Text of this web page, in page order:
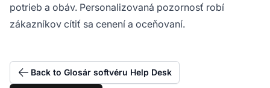
potrieb a obáv. Personalizovaná pozornosť robí
zákazníkov cítiť sa cenení a oceňovaní.
Back to Glosár softvéru Help Desk